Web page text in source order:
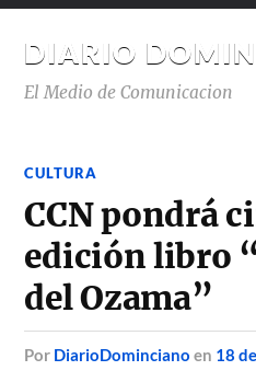
DIARIO
El Medio de Comunicacion
CULTURA
CCN pondrá
edición libro
del Ozama”
por DiarioDominciano en 18